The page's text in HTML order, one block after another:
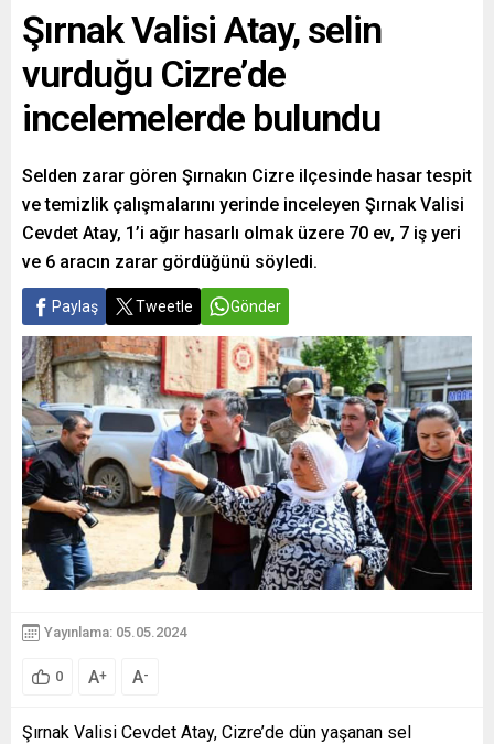
Şırnak Valisi Atay, selin
vurduğu Cizre’de
incelemelerde bulundu
Selden zarar gören Şırnakın Cizre ilçesinde hasar tespit
ve temizlik çalışmalarını yerinde inceleyen Şırnak Valisi
Cevdet Atay, 1’i ağır hasarlı olmak üzere 70 ev, 7 iş yeri
ve 6 aracın zarar gördüğünü söyledi.
Paylaş Tweetle Gönder
Yayınlama: 05.05.2024
0 A+ A-
Şırnak Valisi Cevdet Atay, Cizre’de dün yaşanan sel